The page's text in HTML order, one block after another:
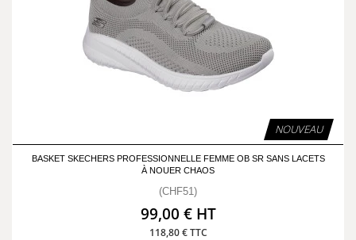
NOUVEAU
BASKET SKECHERS PROFESSIONNELLE FEMME OB SR SANS LACETS
À NOUER CHAOS
(CHF51)
99,00 € HT
118,80 € TTC